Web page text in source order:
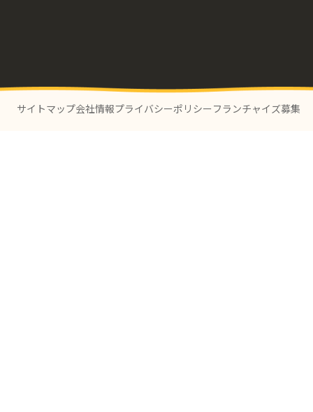
サイトマップ会社情報プライバシーポリシー フランチャイズ募集